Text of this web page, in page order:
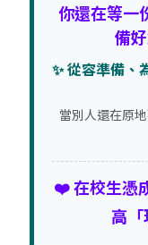
你還在等一
備
✨ 從容準備、
當別人還在原
❤️ 在校生憑
高